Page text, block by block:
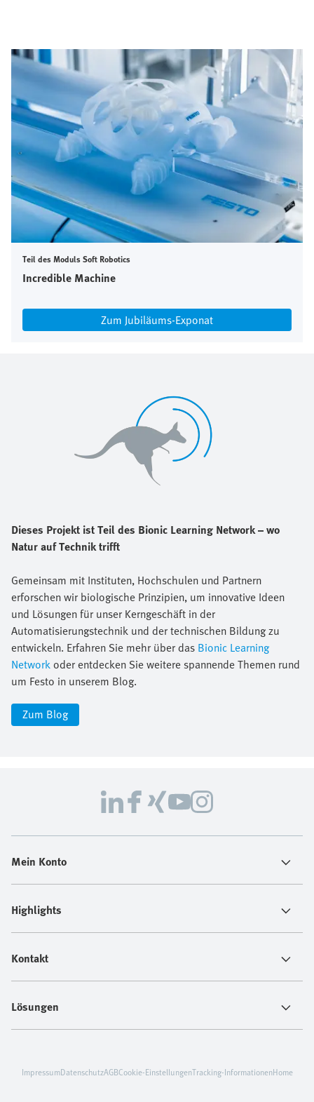
Teil des Moduls Soft Robotics
Incredible Machine
Zum Jubiläums-Exponat
Dieses Projekt ist Teil des Bionic Learning Network – wo
Natur auf Technik trifft
Gemeinsam mit Instituten, Hochschulen und Partnern
erforschen wir biologische Prinzipien, um innovative Ideen
und Lösungen für unser Kerngeschäft in der
Automatisierungstechnik und der technischen Bildung zu
entwickeln. Erfahren Sie mehr über das Bionic Learning
Networkoder entdecken Sie weitere spannende Themen rund
um Festo in unserem Blog.
Zum Blog
Mein Konto
Highlights
Kontakt
Lösungen
ImpressumDatenschutzAGBCookie-EinstellungenTracking-InformationenHome